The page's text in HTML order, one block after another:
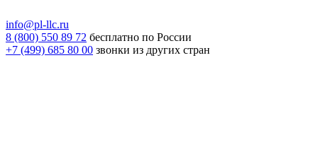
info@pl-llc.ru
8 (800) 550 89 72 бесплатно по России
+7 (499) 685 80 00 звонки из других стран